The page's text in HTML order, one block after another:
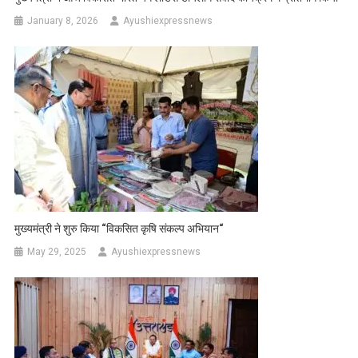
January 8, 2026 Ayushiexpressnews
मुख्यमंत्री ने शुरु किया “विकसित कृषि संकल्प अभियान“
May 29, 2025 Ayushiexpressnews